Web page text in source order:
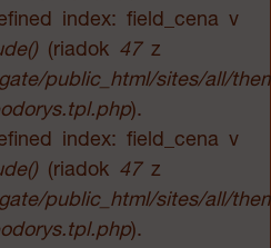
index: field_cena v
(riadok 47z
public_html/sites/all/
).
index: field_cena v
(riadok 47z
public_html/sites/all/
).